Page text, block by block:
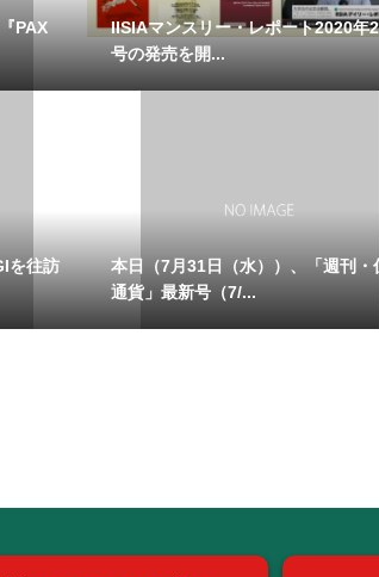
PAX
IISIAマンスリー・レポート2020年
号の発売を開...
を往訪
本日（7月31日（水））、「週刊・
通貨」最新号（7/...